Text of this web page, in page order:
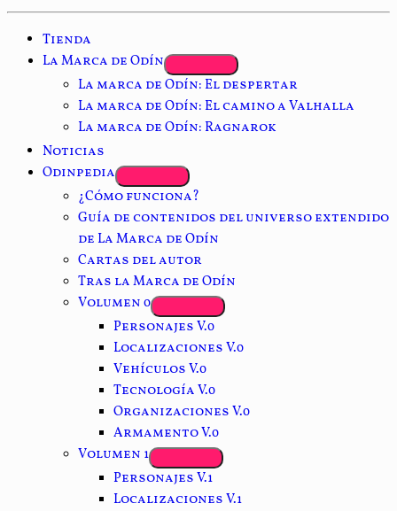
Tienda
La Marca de Odín
La marca de Odín: El despertar
La marca de Odín: El camino a Valhalla
La marca de Odín: Ragnarok
Noticias
Odinpedia
¿Cómo funciona?
Guía de contenidos del universo extendido
de La Marca de Odín
Cartas del autor
Tras la Marca de Odín
Volumen 0
Personajes V.0
Localizaciones V.0
Vehículos V.0
Tecnología V.0
Organizaciones V.0
Armamento V.0
Volumen 1
Personajes V.1
Localizaciones V.1